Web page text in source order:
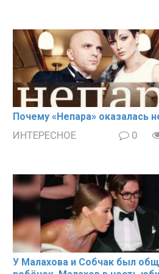
Почему «Непара» оказалась
ИНТЕРЕСНОЕ 0
У Малахова и Собчак был